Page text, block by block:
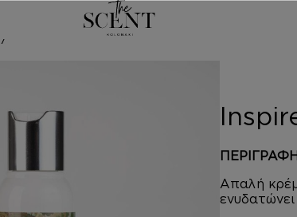
ΠΕΡΙΓΡΑΦΗ
Απαλή